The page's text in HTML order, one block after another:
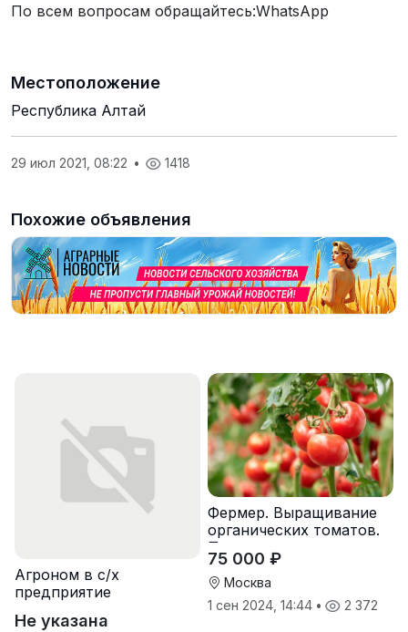
По всем вопросам обращайтесь:WhatsАpp
Местоположение
Республика Алтай
29 июл 2021, 08:22 • 1418
Похожие объявления
Агроном в с/х
предприятие
Не указана
Фермер. Выращивание
органических томатов.
Предоставляем жилье.
75 000 ₽
Москва
1 сен 2024, 14:44 • 2 372